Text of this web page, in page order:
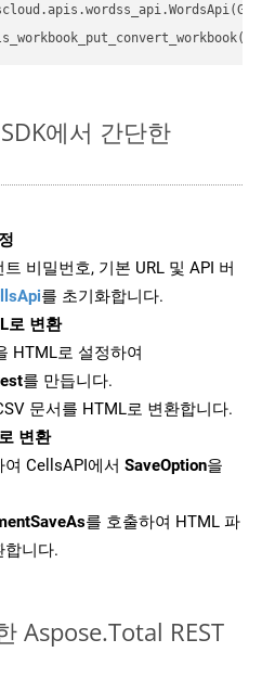
에서 간단한
비밀번호, 기본 URL 및 API 버
를 초기화합니다.
로 변환
HTML로 설정하여
를 만듭니다.
문서를 HTML로 변환합니다.
변환
CellsAPI에서 SaveOption을
를 호출하여 HTML 파
합니다.
Aspose.Total REST